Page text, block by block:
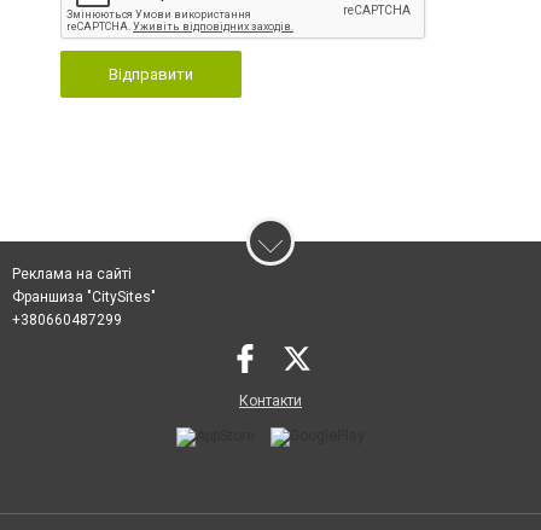
Відправити
Реклама на сайті
Франшиза "CitySites"
+380660487299
Контакти